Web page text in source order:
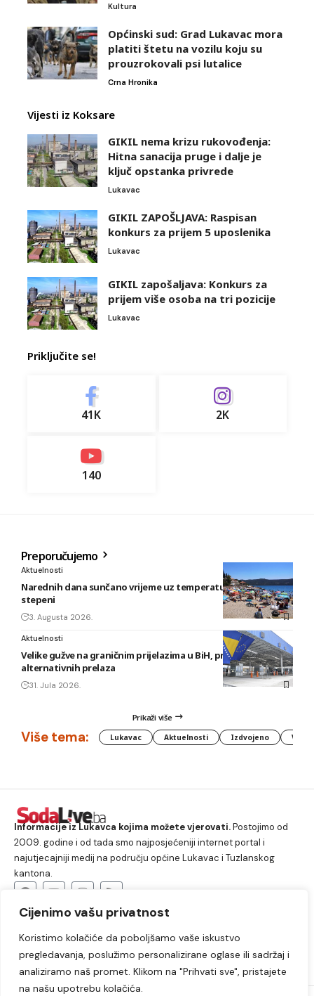
Cijenimo vašu privatnost
Koristimo kolačiće da poboljšamo vaše iskustvo
pregledavanja, poslužimo personalizirane oglase ili sadržaj i
analiziramo naš promet. Klikom na "Prihvati sve", pristajete
na našu upotrebu kolačića.
Kultura
Općinski sud: Grad Lukavac mora
platiti štetu na vozilu koju su
prouzrokovali psi lutalice
Crna Hronika
Vijesti iz Koksare
GIKIL nema krizu rukovođenja:
Hitna sanacija pruge i dalje je
ključ opstanka privrede
Lukavac
GIKIL ZAPOŠLJAVA: Raspisan
konkurs za prijem 5 uposlenika
Lukavac
GIKIL zapošaljava: Konkurs za
prijem više osoba na tri pozicije
Lukavac
Priključite se!
41K 2K
140
Preporučujemo
Aktuelnosti
Narednih dana sunčano vrijeme uz temperature do 40
stepeni
3. Augusta 2026.
Aktuelnosti
Velike gužve na graničnim prijelazima u BiH, preporuka
alternativnih prelaza
31. Jula 2026.
Prikaži više
Više tema: Lukavac Aktuelnosti Izdvojeno
Informacije iz Lukavca kojima možete vjerovati.Postojimo od
2009. godine i od tada smo najposjećeniji internet portal i
najutjecajniji medij na području općine Lukavac i Tuzlanskog
kantona.
Lukavac Društvo Crna hronika
Sport
Kultura
Kolumne Slobodno vrijeme